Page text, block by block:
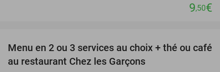
9,50€
38%
Menu en 2 ou 3 services au choix + thé ou café
au restaurant Chez les Garçons